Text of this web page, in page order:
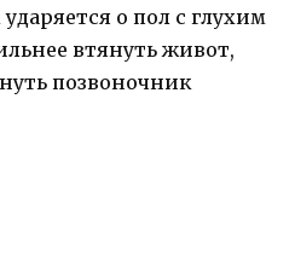
о пол с глухим
втянуть живот,
позвоночник